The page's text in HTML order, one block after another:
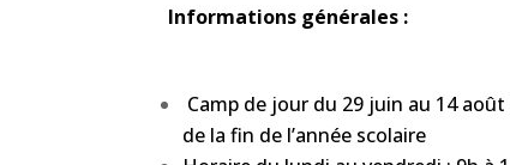
Informations générales :
Camp de jour du 29 juin au 14
de la fin de l’année scolaire